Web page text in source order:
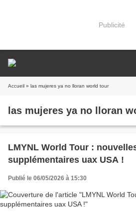
Publicité
Accueil » las mujeres ya no lloran world tour
las mujeres ya no lloran
LMYNL World Tour :
supplémentaires uax USA !
Publié le 06/05/2026 à 15:30